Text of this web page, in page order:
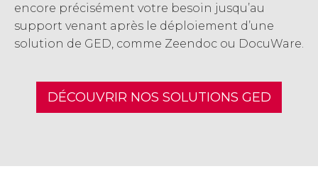
encore précisément votre besoin jusqu’au
support venant après le déploiement d’une
solution de GED, comme Zeendoc ou DocuWare.
DÉCOUVRIR NOS SOLUTIONS GED